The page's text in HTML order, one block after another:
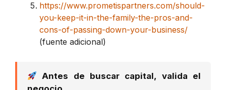
https://www.prometispartners.com/should-
you-keep-it-in-the-family-the-pros-and-
cons-of-passing-down-your-business/
(fuente adicional)
Antes de buscar capital, valida el